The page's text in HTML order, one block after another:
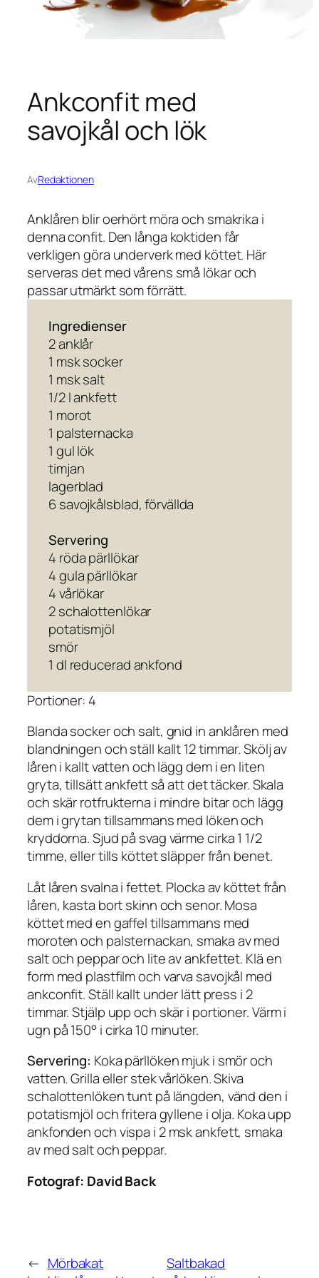
Ankconfit med
savojkål och lök
AvRedaktionen
Anklåren blir oerhört möra och smakrika i
denna confit. Den långa koktiden får
verkligen göra underverk med köttet. Här
serveras det med vårens små lökar och
passar utmärkt som förrätt.
Ingredienser
2 anklår
1 msk socker
1 msk salt
1/2 l ankfett
1 morot
1 palsternacka
1 gul lök
timjan
lagerblad
6 savojkålsblad, förvällda
Servering
4 röda pärllökar
4 gula pärllökar
4 vårlökar
2 schalottenlökar
potatismjöl
smör
1 dl reducerad ankfond
Portioner: 4
Blanda socker och salt, gnid in anklåren med
blandningen och ställ kallt 12 timmar. Skölj av
låren i kallt vatten och lägg dem i en liten
gryta, tillsätt ankfett så att det täcker. Skala
och skär rotfrukterna i mindre bitar och lägg
dem i grytan tillsammans med löken och
kryddorna. Sjud på svag värme cirka 1 1/2
timme, eller tills köttet släpper från benet.
Låt låren svalna i fettet. Plocka av köttet från
låren, kasta bort skinn och senor. Mosa
köttet med en gaffel tillsammans med
moroten och palsternackan, smaka av med
salt och peppar och lite av ankfettet. Klä en
form med plastfilm och varva savojkål med
ankconfit. Ställ kallt under lätt press i 2
timmar. Stjälp upp och skär i portioner. Värm i
ugn på 150° i cirka 10 minuter.
Servering: Koka pärllöken mjuk i smör och
vatten. Grilla eller stek vårlöken. Skiva
schalottenlöken tunt på längden, vänd den i
potatismjöl och fritera gyllene i olja. Koka upp
ankfonden och vispa i 2 msk ankfett, smaka
av med salt och peppar.
Fotograf: David Back
← Mörbakat
Saltbakad